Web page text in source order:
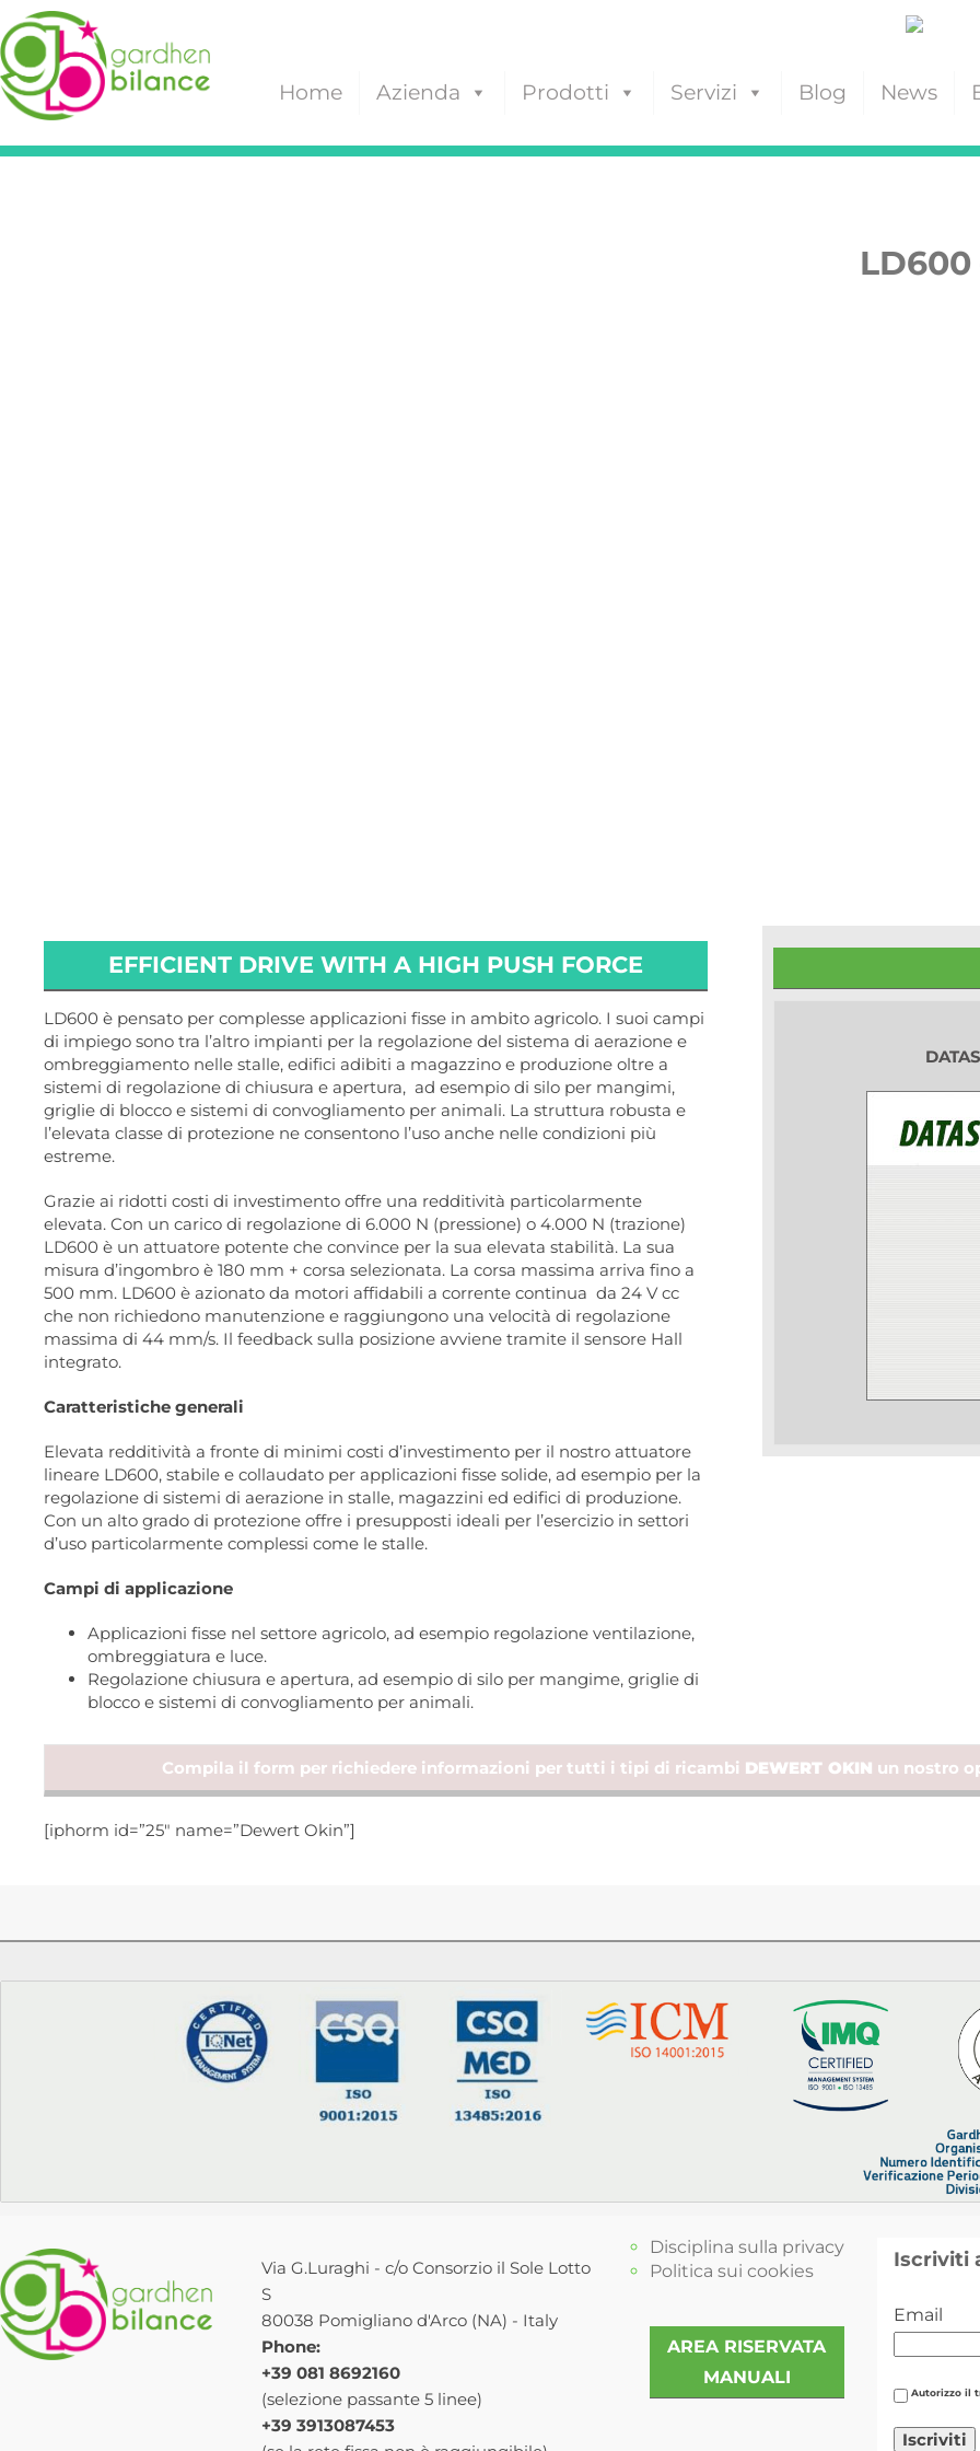
Home Azienda Prodotti Servizi Blog News
EFFICIENT DRIVE WITH A HIGH PUSH FORCE
LD600 è pensato per complesse applicazioni fisse in ambito agricolo. I suoi campi
di impiego sono tra l’altro impianti per la regolazione del sistema di aerazione e
ombreggiamento nelle stalle, edifici adibiti a magazzino e produzione oltre a
sistemi di regolazione di chiusura e apertura, ad esempio di silo per mangimi,
griglie di blocco e sistemi di convogliamento per animali. La struttura robusta e
l’elevata classe di protezione ne consentono l’uso anche nelle condizioni più
estreme.
Grazie ai ridotti costi di investimento offre una redditività particolarmente
elevata. Con un carico di regolazione di 6.000 N (pressione) o 4.000 N (trazione)
LD600 è un attuatore potente che convince per la sua elevata stabilità. La sua
misura d’ingombro è 180 mm + corsa selezionata. La corsa massima arriva fino a
500 mm. LD600 è azionato da motori affidabili a corrente continua da 24 V cc
che non richiedono manutenzione e raggiungono una velocità di regolazione
massima di 44 mm/s. Il feedback sulla posizione avviene tramite il sensore Hall
integrato.
Caratteristiche generali
Elevata redditività a fronte di minimi costi d’investimento per il nostro attuatore
lineare LD600, stabile e collaudato per applicazioni fisse solide, ad esempio per la
regolazione di sistemi di aerazione in stalle, magazzini ed edifici di produzione.
Con un alto grado di protezione offre i presupposti ideali per l’esercizio in settori
d’uso particolarmente complessi come le stalle.
Campi di applicazione
Applicazioni fisse nel settore agricolo, ad esempio regolazione ventilazione,
ombreggiatura e luce.
Regolazione chiusura e apertura, ad esempio di silo per mangime, griglie di
blocco e sistemi di convogliamento per animali.
Compila il form per richiedere informazioni per tutti i tipi di ricambi DEWERT OKIN un nostro
[iphorm id=”25″ name=”Dewert Okin”]
Via G.Luraghi - c/o Consorzio il Sole Lotto
S
80038 Pomigliano d'Arco (NA) - Italy
Phone:
+39 081 8692160
(selezione passante 5 linee)
+39 3913087453
Disciplina sulla privacy
Politica sui cookies
AREA RISERVATA
MANUALI
Iscriviti
Email
Autorizzo il